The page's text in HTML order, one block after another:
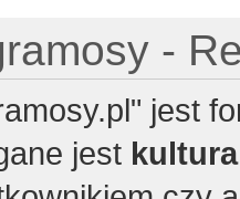
-
jest
jest